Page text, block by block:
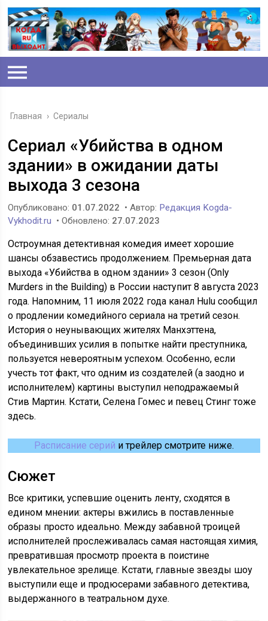
Главная › Сериалы
Сериал «Убийства в одном
здании» в ожидании даты
выхода 3 сезона
Опубликовано: 01.07.2022 • Автор: Редакция Kogda-
Vykhodit.ru • Обновлено: 27.07.2023
Остроумная детективная комедия имеет хорошие
шансы обзавестись продолжением. Премьерная дата
выхода «Убийства в одном здании» 3 сезон (Only
Murders in the Building) в России наступит 8 августа 2023
года. Напомним, 11 июля 2022 года канал Hulu сообщил
о продлении комедийного сериала на третий сезон.
История о неунывающих жителях Манхэттена,
объединивших усилия в попытке найти преступника,
пользуется невероятным успехом. Особенно, если
учесть тот факт, что одним из создателей (а заодно и
исполнителем) картины выступил неподражаемый
Стив Мартин. Кстати, Селена Гомес и певец Стинг тоже
здесь.
Расписание серий и трейлер смотрите ниже.
Сюжет
Все критики, успевшие оценить ленту, сходятся в
едином мнении: актеры вжились в поставленные
образы просто идеально. Между забавной троицей
исполнителей прослеживалась самая настоящая химия,
превратившая просмотр проекта в поистине
увлекательное зрелище. Кстати, главные звезды шоу
выступили еще и продюсерами забавного детектива,
выдержанного в театральном духе.